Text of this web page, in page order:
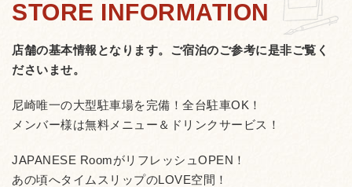
店舗の基本情報となります。 ご宿泊のご参考に是非ご覧く
ださいませ。
尼崎唯一の大型駐車場を完備！全台駐車OK！
メンバー様は無料メニュー＆ドリンクサービス！
JAPANESE RoomがリフレッシュOPEN！
あの頃へタイムスリップのLOVE空間！